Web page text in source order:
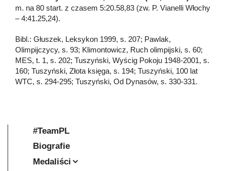
m. na 80 start. z czasem 5:20.58,83 (zw. P. Vianelli Włochy
– 4:41.25,24).
Bibl.: Głuszek, Leksykon 1999, s. 207; Pawlak,
Olimpijczycy, s. 93; Klimontowicz, Ruch olimpijski, s. 60;
MES, t. 1, s. 202; Tuszyński, Wyścig Pokoju 1948-2001, s.
160; Tuszyński, Złota księga, s. 194; Tuszyński, 100 lat
WTC, s. 294-295; Tuszyński, Od Dynasów, s. 330-331.
#TeamPL
Biografie
Medaliści